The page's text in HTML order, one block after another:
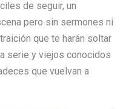
de seguir, un
pero sin sermones ni
que te harán soltar
serie y viejos conocidos
que vuelvan a